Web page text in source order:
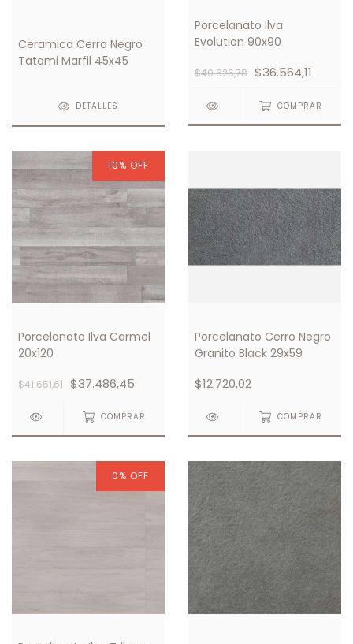
Ceramica Cerro Negro
Tatami Marfil 45x45
DETALLES
Porcelanato Ilva
Evolution 90x90
$40.626,78 $36.564,11
COMPRAR
10% OFF
Porcelanato Ilva Carmel
20x120
$41.651,61 $37.486,45
COMPRAR
Porcelanato Cerro Negro
Granito Black 29x59
$12.720,02
COMPRAR
0% OFF